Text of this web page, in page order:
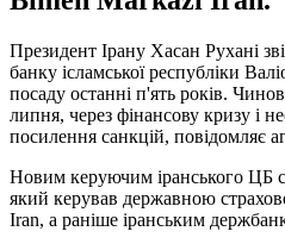
Президент Ірану Хасан Рухані
банку ісламської республіки
посаду останні п'ять років.
липня, через фінансову кризу і
посилення санкцій, повідомляє
Новим керуючим іранського ЦБ
який керував державною
Iran, а раніше іранським